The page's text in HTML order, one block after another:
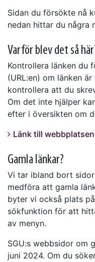
Sidan du försökte nå
nedan hittar du några
Varför blev det så
Kontrollera länken du
(URL:en) om länken
kontrollera att du
Om det inte hjälper
efter i översikten om
Länk till
Gamla länkar?
Vi tar ibland bort
medföra att gamla
byter vi också plats
sökfunktion för att
av menyn.
SGU:s webbsidor om
juni 2024. Om du